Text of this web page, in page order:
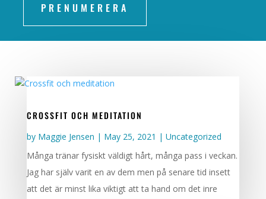
PRENUMERERA
CROSSFIT OCH MEDITATION
by Maggie Jensen | May 25, 2021 | Uncategorized
Många tränar fysiskt väldigt hårt, många pass i veckan.
Jag har själv varit en av dem men på senare tid insett
att det är minst lika viktigt att ta hand om det inre